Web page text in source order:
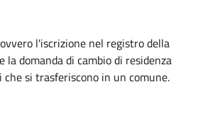
l'iscrizione nel registro della
la domanda di cambio di residenza
si trasferiscono in un comune.